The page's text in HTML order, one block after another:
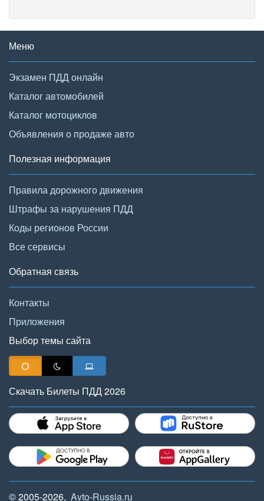
Меню
Экзамен ПДД онлайн
Каталог автомобилей
Каталог мотоциклов
Объявления о продаже авто
Полезная информация
Правила дорожного движения
Штрафы за нарушения ПДД
Коды регионов России
Все сервисы
Обратная связь
Контакты
Приложения
Выбор темы сайта
Скачать Билеты ПДД 2026
© 2005-2026, Avto-Russia.ru